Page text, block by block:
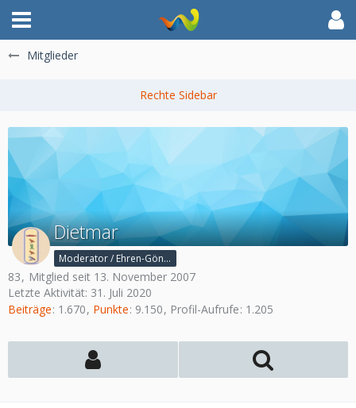
Mitglieder
Dietmar
Moderator / Ehren-Gönner
83
Mitglied seit 13. November 2007
Letzte Aktivität: 31. Juli 2020
Beiträge 1.670 Punkte 9.150 Profil-Aufrufe 1.205